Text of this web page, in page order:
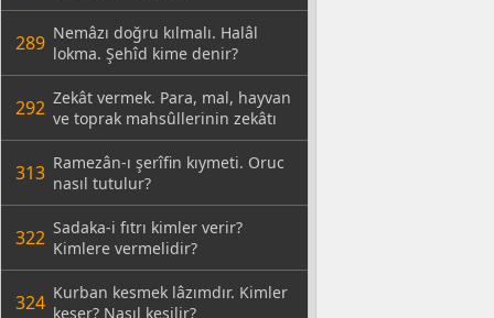
289 Nemâzı doğru kılmalı. Halâl
lokma. Şehîd kime denir?
292 Zekât vermek. Para, mal, hayvan
ve toprak mahsûllerinin zekâtı
313 Ramezân-ı şerîfin kıymeti. Oruc
nasıl tutulur?
322 Sadaka-i fıtrı kimler verir?
Kimlere vermelidir?
324 Kurban kesmek lâzımdır. Kimler
keser? Nasıl kesilir?